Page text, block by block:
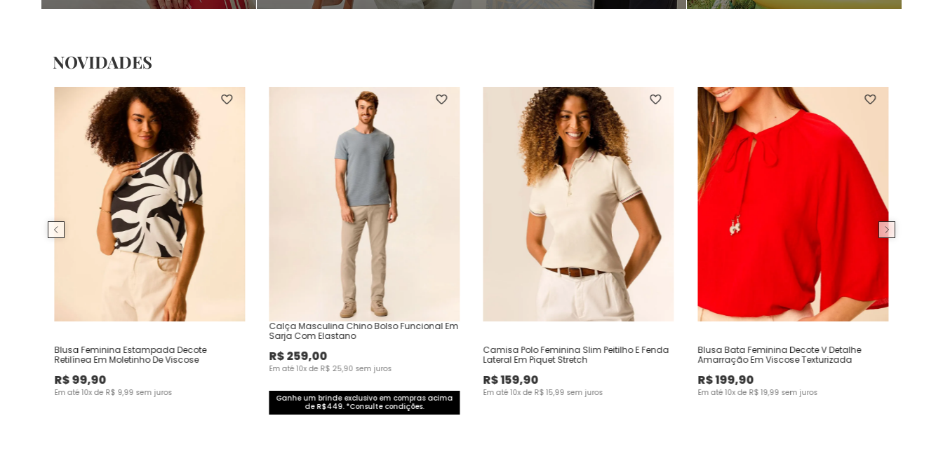
NOVIDADES
Blusa Feminina Estampada Decote
Retilínea Em Moletinho De Viscose
R$99,90
Em até10x de R$ 9,99 sem juros
Calça Masculina Chino Bolso Funcional Em
Sarja Com Elastano
R$259,00
Em até10x de R$ 25,90 sem juros
Ganhe um brinde exclusivo em compras acima
de R$449. *Consulte condições.
Camisa Polo Feminina Slim Peitilho E Fenda
Lateral Em Piquet Stretch
R$159,90
Em até10x de R$ 15,99 sem juros
Blusa Bata Feminina Decote V Detalhe
Amarração Em Viscose Texturizada
R$199,90
Em até10x de R$ 19,99 sem juros